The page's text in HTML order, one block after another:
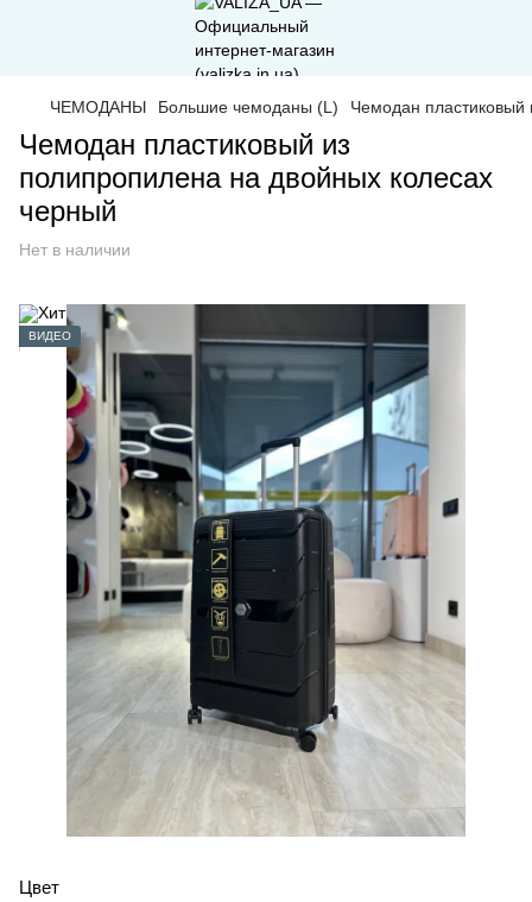
ЧЕМОДАНЫ Большие чемоданы (L) Чемодан пластиковый
Чемодан пластиковый из
полипропилена на двойных колесах
черный
Нет в наличии
ВИДЕО
Цвет